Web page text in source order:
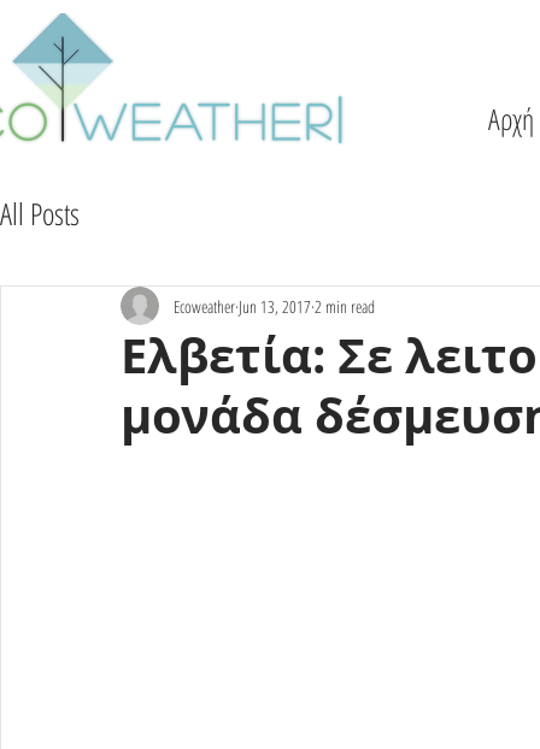
Αρχή
All Posts
Ελβετία: Σε
μονάδα
Ecoweather Jun 13, 2017 2 min read